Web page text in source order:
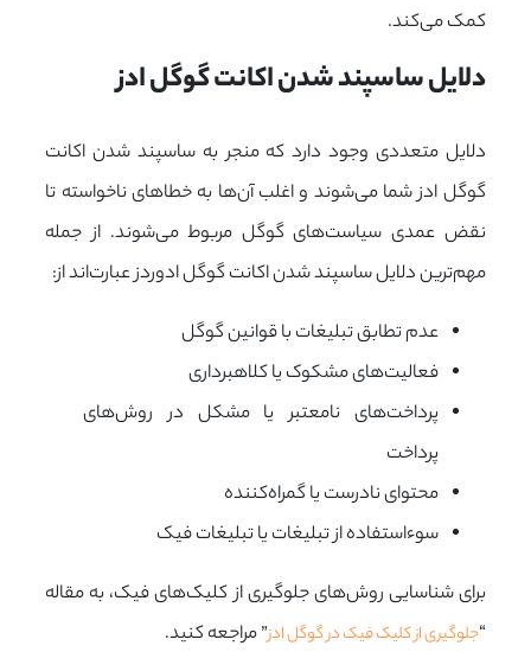
کمک می‌کند.
دلایل ساسپند شدن اکانت گوگل ادز
دلایل متعددی وجود دارد که منجر به ساسپند شدن اکانت
گوگل ادز شما می‌شوند و اغلب آن‌ها به خطاهای ناخواسته تا
نقض عمدی سیاست‌های گوگل مربوط می‌شوند. از جمله
مهم‌ترین دلایل ساسپند شدن اکانت گوگل ادوردز عبارت‌اند از:
عدم تطابق تبلیغات با قوانین گوگل
فعالیت‌های مشکوک یا کلاهبرداری
پرداخت‌های نامعتبر یا مشکل در روش‌های
پرداخت
محتوای نادرست یا گمراه‌کننده
سوءاستفاده از تبلیغات یا تبلیغات فیک
برای شناسایی روش‌های جلوگیری از کلیک‌های فیک، به مقاله
“جلوگیری از کلیک‌ فیک در گوگل ادز” مراجعه کنید.